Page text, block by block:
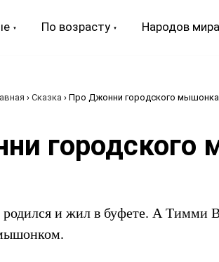
По возрасту Народов мира
› Сказка › Про Джонни городского мышонка
городского
и жил в буфете. А Тимми